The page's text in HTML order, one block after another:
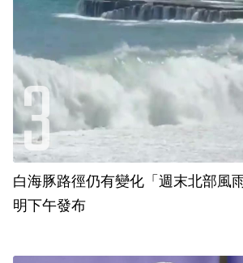
白海豚路徑仍有變化「週末北部風
明下午發布